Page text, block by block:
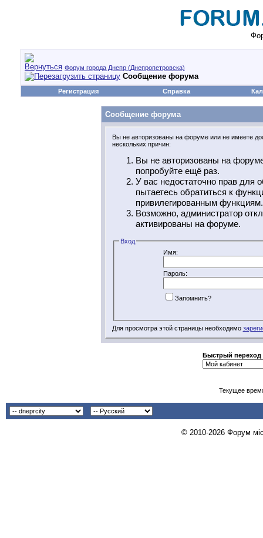
Форум города Днепр (Днепропетровска)
Сообщение форума
Регистрация Справка
Сообщение форума
Вы не авторизованы на форуме или не имеете
нескольких причин:
Вы не авторизованы на
попробуйте ещё раз.
У вас недостаточно прав для
пытаетесь обратиться к
привилегированным функциям.
Возможно, администратор
активированы на форуме.
Вход
Имя:
Пароль:
Запомнить?
Для просмотра этой страницы необходимо
Быстрый переход
Текущее
© 2010-2026 Форум